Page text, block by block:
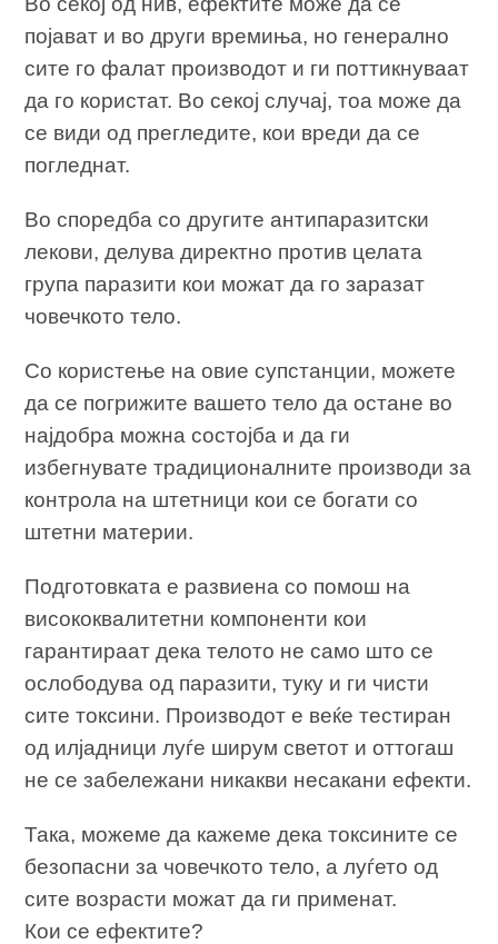
појават и во други времиња, но генерално
сите го фалат производот и ги поттикнуваат
да го користат. Во секој случај, тоа може да
се види од прегледите, кои вреди да се
погледнат.
Во споредба со другите антипаразитски
лекови, делува директно против целата
група паразити кои можат да го заразат
човечкото тело.
Со користење на овие супстанции, можете
да се погрижите вашето тело да остане во
најдобра можна состојба и да ги
избегнувате традиционалните производи за
контрола на штетници кои се богати со
штетни материи.
Подготовката е развиена со помош на
висококвалитетни компоненти кои
гарантираат дека телото не само што се
ослободува од паразити, туку и ги чисти
сите токсини. Производот е веќе тестиран
од илјадници луѓе ширум светот и оттогаш
не се забележани никакви несакани ефекти.
Така, можеме да кажеме дека токсините се
безопасни за човечкото тело, а луѓето од
сите возрасти можат да ги применат.
Кои се ефектите?